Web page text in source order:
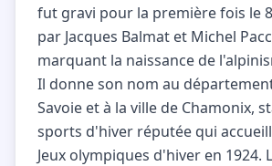
fut gravi pour la première fois le
par Jacques Balmat et Michel
marquant la naissance de
Il donne son nom au
Savoie et à la ville de Chamonix,
sports d'hiver réputée qui
Jeux olympiques d'hiver en 1924.